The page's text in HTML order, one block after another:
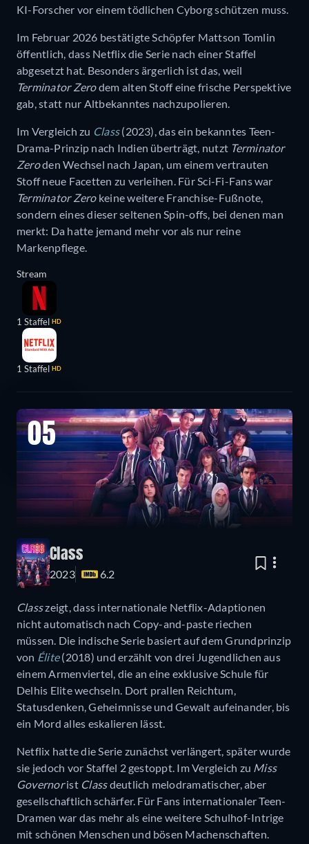
KI-Forscher vor einem tödlichen Cyborg schützen muss.
Im Februar 2026 bestätigte Schöpfer Mattson Tomlin
öffentlich, dass Netflix die Serie nach einer Staffel
abgesetzt hat. Besonders ärgerlich ist das, weil
Terminator Zerodem alten Stoff eine frische Perspektive
gab, statt nur Altbekanntes nachzupolieren.
Im Vergleich zu Class(2023), das ein bekanntes Teen-
Drama-Prinzip nach Indien überträgt, nutzt Terminator
Zeroden Wechsel nach Japan, um einem vertrauten
Stoff neue Facetten zu verleihen. Für Sci-Fi-Fans war
Terminator Zerokeine weitere Franchise-Fußnote,
sondern eines dieser seltenen Spin-offs, bei denen man
merkt: Da hatte jemand mehr vor als nur reine
Markenpflege.
Stream
1 Staffel HD
1 Staffel HD
05
Class
2023 6.2
Classzeigt, dass internationale Netflix-Adaptionen
nicht automatisch nach Copy-and-paste riechen
müssen. Die indische Serie basiert auf dem Grundprinzip
von Élite(2018) und erzählt von drei Jugendlichen aus
einem Armenviertel, die an eine exklusive Schule für
Delhis Elite wechseln. Dort prallen Reichtum,
Statusdenken, Geheimnisse und Gewalt aufeinander, bis
ein Mord alles eskalieren lässt.
Netflix hatte die Serie zunächst verlängert, später wurde
sie jedoch vor Staffel 2 gestoppt. Im Vergleich zu Miss
Governorist Classdeutlich melodramatischer, aber
gesellschaftlich schärfer. Für Fans internationaler Teen-
Dramen war das mehr als eine weitere Schulhof-Intrige
mit schönen Menschen und bösen Machenschaften.